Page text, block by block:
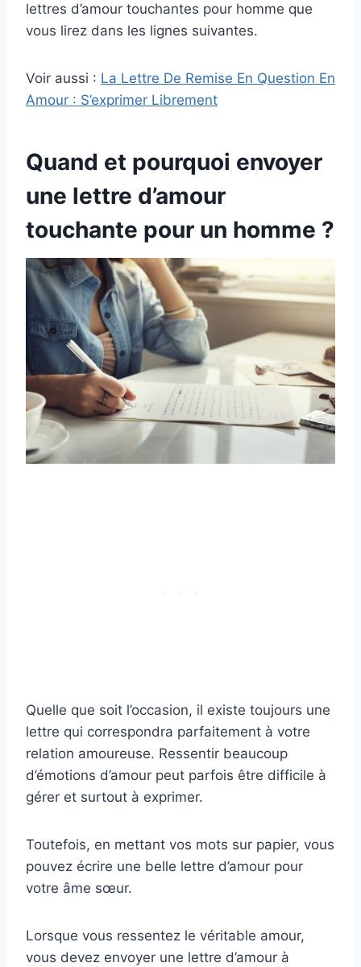
lettres d’amour touchantes pour homme que
vous lirez dans les lignes suivantes.
Voir aussi : La Lettre De Remise En Question En
Amour : S’exprimer Librement
Quand et pourquoi envoyer
une lettre d’amour
touchante pour un homme ?
Quelle que soit l’occasion, il existe toujours une
lettre qui correspondra parfaitement à votre
relation amoureuse. Ressentir beaucoup
d’émotions d’amour peut parfois être difficile à
gérer et surtout à exprimer.
Toutefois, en mettant vos mots sur papier, vous
pouvez écrire une belle lettre d’amour pour
votre âme sœur.
Lorsque vous ressentez le véritable amour,
vous devez envoyer une lettre d’amour à